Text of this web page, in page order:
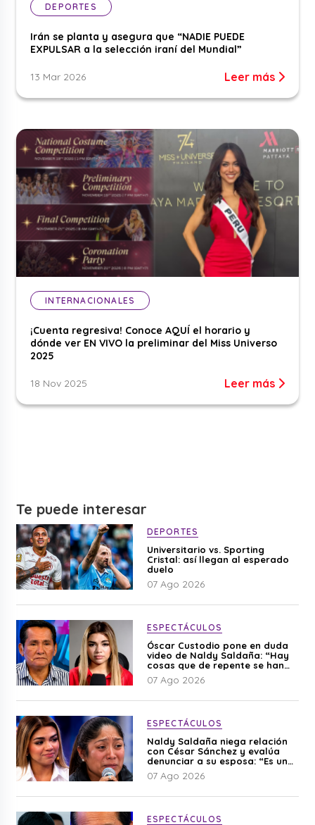
DEPORTES
Irán se planta y asegura que “NADIE PUEDE
EXPULSAR a la selección iraní del Mundial”
13 Mar 2026 Leer más
INTERNACIONALES
¡Cuenta regresiva! Conoce AQUÍ el horario y
dónde ver EN VIVO la preliminar del Miss Universo
2025
18 Nov 2025 Leer más
Te puede interesar
DEPORTES
Universitario vs. Sporting
Cristal: así llegan al esperado
duelo
07 Ago 2026
ESPECTÁCULOS
Óscar Custodio pone en duda
video de Naldy Saldaña: “Hay
cosas que de repente se han
editado”
07 Ago 2026
ESPECTÁCULOS
Naldy Saldaña niega relación
con César Sánchez y evalúa
denunciar a su esposa: “Es una
difamación”
07 Ago 2026
ESPECTÁCULOS